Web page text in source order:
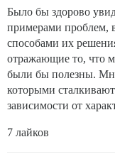
Было бы здорово
примерами проблем,
способами их
отражающие то, что
были бы полезны.
которыми
зависимости от
7 лайков